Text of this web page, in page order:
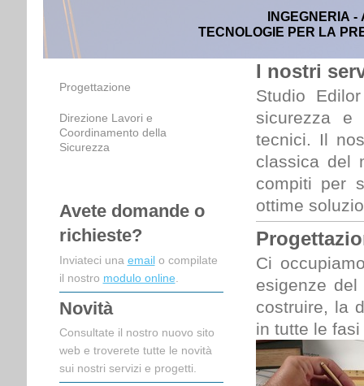
INGEGNERIA
TECNOLOGIE PER LA
I nostri
Studio
sicurezza e
tecnici. Il
classica del
compiti per
ottime
Ci
esigenze
costruire, la
in tutte le
Progettazione
Direzione Lavori e
Coordinamento della
Sicurezza
Avete domande o
richieste?
Inviateci una emailo compilate
il nostro modulo online
Novità
Consultate il nostro nuovo sito
web e troverete tutte le novità
sui nostri servizi e progetti.